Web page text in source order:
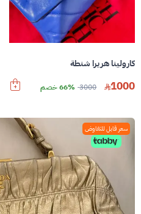
كارولينا هريرا شنطة
1000
3000 66% خصم
سعر قابل للتفاوض